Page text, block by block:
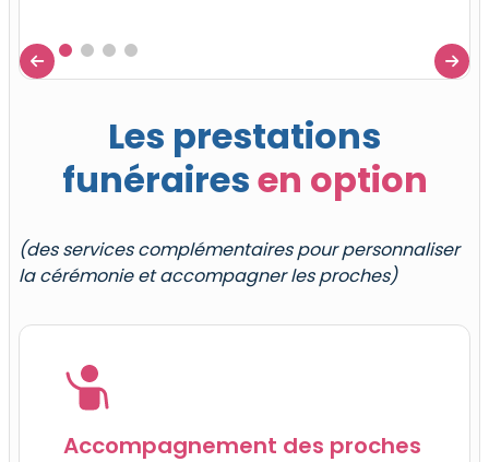
 
Les prestations
funérairesen option
(des services complémentaires pour personnaliser
la cérémonie et accompagner les proches)
Accompagnement des proches